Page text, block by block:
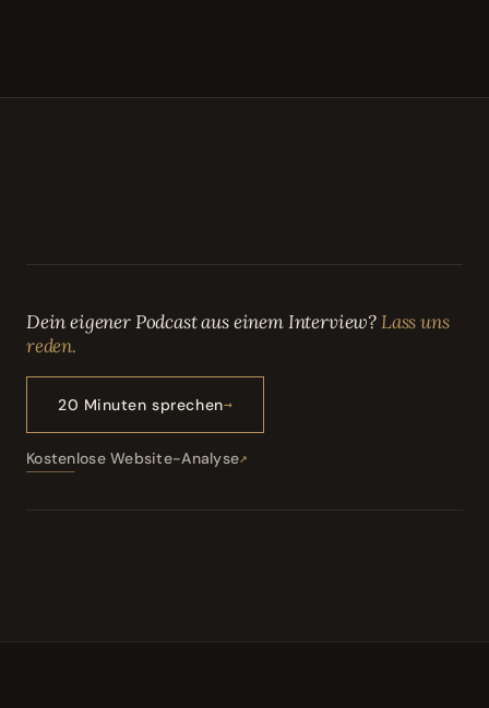
Dein eigener Podcast aus einem Interview?Lass uns
reden.
20 Minuten sprechen
Kostenlose Website-Analyse